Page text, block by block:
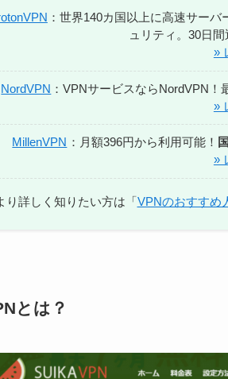
：世界140カ国以上に高速サー
ュリティ。30日
»
NordVPN ：VPNサービスならNordVPN
»
MillenVPN ：月額396円から利用可能！
»
り詳しく知りたい方は「VPNのおすすめ
とは？